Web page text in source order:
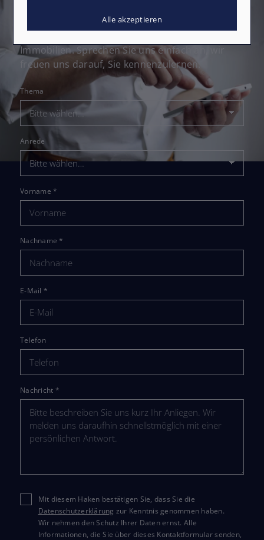
Gerne beraten wir Sie zu Ihren Möglichkeiten
Immobilien. Sprechen Sie uns einfach an, wir
freuen uns darauf, Sie kennenzulernen.
Thema
Anrede
Vorname *
Nachname *
E-Mail *
Telefon
Nachricht *
Mit diesem Haken bestätigen Sie, dass Sie die
Datenschutzerklärung zur Kenntnis genommen haben.
Wir nehmen den Schutz Ihrer Daten ernst. Alle
Informationen, die Sie über dieses Kontaktformular senden,
Alle akzeptieren